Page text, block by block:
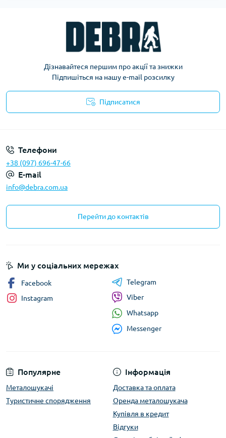
Дізнавайтеся першим про акції та знижки
Підпишіться на нашу e-mail розсилку
Підписатися
Телефони
+38 (097) 696-47-66
E-mail
info@debra.com.ua
Перейти до контактів
Популярне
Металошукачі
Туристичне спорядження
Інформація
Доставка та оплата
Оренда металошукача
Купівля в кредит
Відгуки
Ми у соціальних мережах
Facebook
Instagram
Telegram
Viber
Whatsapp
Messenger